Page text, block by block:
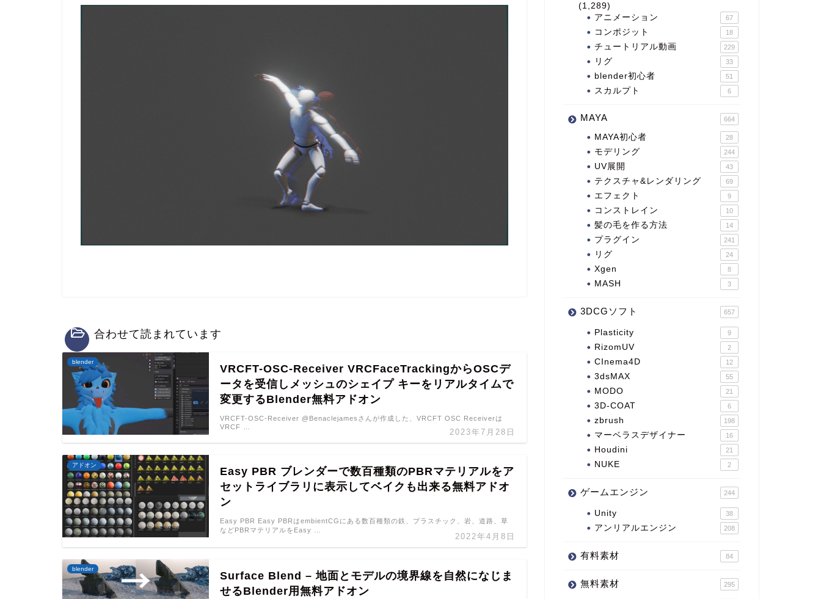
合わせて読まれています
blender
VRCFT-OSC-Receiver VRCFaceTrackingからOSCデ
ータを受信しメッシュのシェイプ キーをリアルタイムで
変更するBlender無料アドオン
2023年7月28日
VRCFT-OSC-Receiver @Benaclejamesさんが作成した、VRCFT OSC Receiverは
VRCF …
アドオン
Easy PBR ブレンダーで数百種類のPBRマテリアルをア
セットライブラリに表示してベイクも出来る無料アドオ
ン
2022年4月8日
Easy PBR Easy PBRはembientCGにある数百種類の鉄、プラスチック、岩、道路、草
などPBRマテリアルをEasy …
blender
Surface Blend – 地面とモデルの境界線を自然になじま
せるBlender用無料アドオン
(1,289)
アニメーション
67
コンポジット 18
チュートリアル動画 229
リグ 33
blender初心者 51
スカルプト 6
MAYA 664
MAYA初心者 28
モデリング 244
UV展開 43
テクスチャ&レンダリング 69
エフェクト 9
コンストレイン 10
髪の毛を作る方法 14
プラグイン 241
リグ 24
Xgen 8
MASH 3
3DCGソフト 657
Plasticity 9
RizomUV 2
CInema4D 12
3dsMAX 55
MODO 21
3D-COAT 6
zbrush 198
マーベラスデザイナー 16
Houdini 21
NUKE 2
ゲームエンジン 244
Unity 38
アンリアルエンジン 208
有料素材 84
無料素材 295